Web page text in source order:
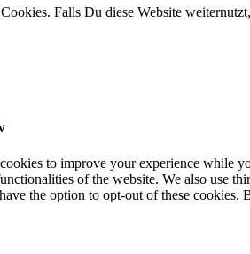
Falls Du diese Website
to improve your experience while
of the website. We also use
the option to opt-out of these